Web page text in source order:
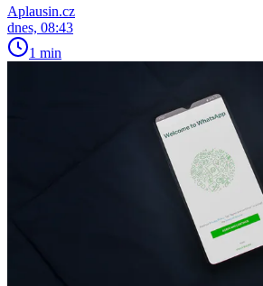
Aplausin.cz
dnes, 08:43
1 min